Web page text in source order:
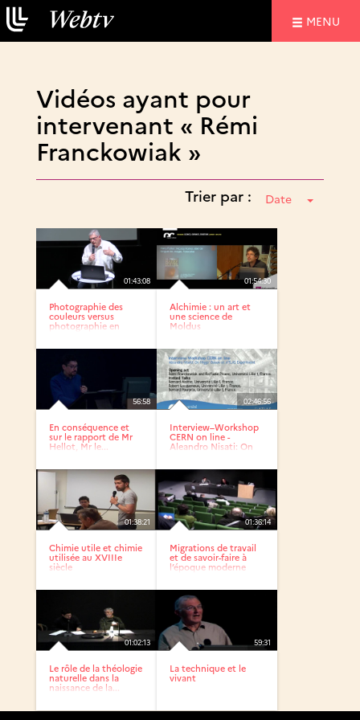
MENU
Vidéos ayant pour
intervenant « Rémi
Franckowiak »
Trier par : Date
01:43:08
Photographie des
couleurs versus
photographie en
01:54:30
Alchimie : un art et
une science de
Moldus
56:58
En conséquence et
sur le rapport de Mr
Hellot, Mr le...
02:46:56
Interview–Workshop
CERN on line -
Aleandro Nisati: On
01:38:21
Chimie utile et chimie
utilisée au XVIIIe
siècle
01:36:14
Migrations de travail
et de savoir-faire à
l’époque moderne
01:02:13
Le rôle de la théologie
naturelle dans la
naissance de la...
59:31
La technique et le
vivant